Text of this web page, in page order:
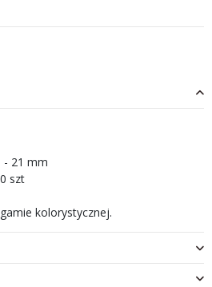
- 21 mm
szt
kolorystycznej.